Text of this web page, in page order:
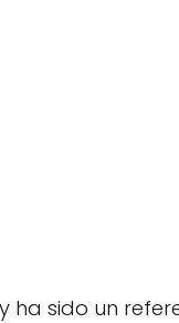
ha sido un